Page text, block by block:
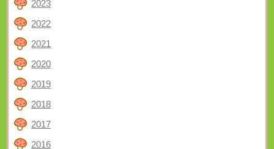
2023
2022
2021
2020
2019
2018
2017
2016